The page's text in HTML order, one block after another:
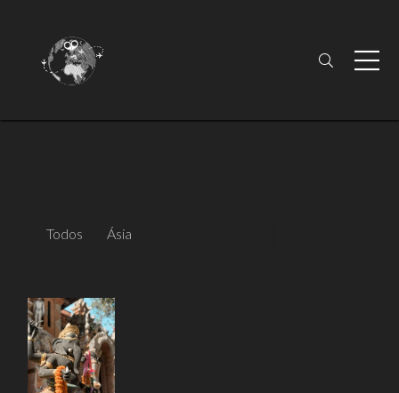
Todos Ásia